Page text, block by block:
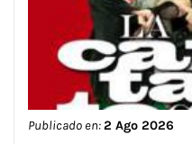
Publicado en:2 Ago 2026